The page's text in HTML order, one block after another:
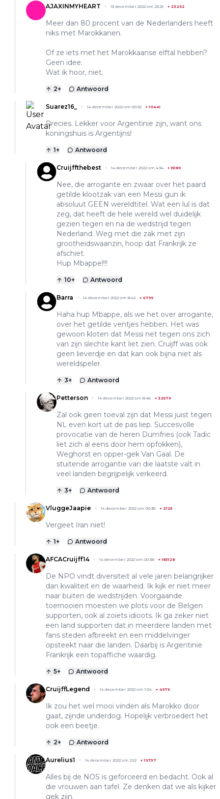
AJAXINMYHEART 13 december 2022 om 23:25 + 23262
Meer dan 80 procent van de Nederlanders heeft
niks met Marokkanen.
Of ze iets met het Marokkaanse elftal hebben?
Geen idee.
Wat ik hoor, niet.
2+ Antwoord
Suarez16_ 14 december 2022 om 00:32 +10441
Precies. Lekker voor Argentinie zijn, want ons
koningshuis is Argentijns!
1+ Antwoord
Cruijffthebest 14 december 2022 om 4:34 +15189
Nee, die arrogante en zwaar over het paard
getilde klootzak van een Messi gun ik
absoluut GEEN wereldtitel. Wat een lul is dat
zeg, dat heeft de hele wereld wel duidelijk
gezien tegen en na de wedstrijd tegen
Nederland. Weg met die zak met zijn
grootheidswaanzin, hoop dat Frankrijk ze
afschiet.
Hup Mbappe!!!!
10+ Antwoord
Barra 14 december 2022 om 8:42 + 6799
Haha hup Mbappe, als we het over arrogante,
over het getilde ventjes hebben. Het was
gewoon kloten dat Messi net tegen ons zich
van zijn slechte kant liet zien. Cruijff was ook
geen lieverdje en dat kan ook bijna niet als
wereldspeler.
3+ Antwoord
Petterson 14 december 2022 om 8:46 + 32579
Zal ook geen toeval zijn dat Messi juist tegen
NL even kort uit de pas liep. Succesvolle
provocatie van de heren Dumfries (ook Tadic
liet zich al eens door hem opfokken),
Weghorst en opper-gek Van Gaal. De
stuitende arrogantie van die laatste valt in
veel landen begrijpelijk verkeerd.
3+ Antwoord
VluggeJaapie 14 december 2022 om 00:36 + 2125
Vergeet Iran niet!
1+ Antwoord
AFCACruijff14 14 december 2022 om 00:38 +183128
De NPO vindt diversiteit al vele jaren belangrijker
dan kwaliteit en de waarheid. Ik kijk er niet meer
naar buiten de wedstrijden. Voorgaande
toernooien moesten we plots voor de Belgen
supporten, ook al zoiets idioots. Ik ga zeker niet
een land supporten dat in meerdere landen met
fans steden afbreekt en een middelvinger
opsteekt naar die landen. Daarbij is Argentinie
Frankrijk een topaffiche waardig.
5+ Antwoord
CruijffLegend 14 december 2022 om 1:04 + 4976
Ik zou het wel mooi vinden als Marokko door
gaat, zijnde underdog. Hopelijk verbroedert het
ook een beetje.
2+ Antwoord
Aurelius1 14 december 2022 om 2:52 +19737
Alles bij de NOS is geforceerd en bedacht. Ook al
die vrouwen aan tafel. Ze denken dat we als kijker
gek zijn.